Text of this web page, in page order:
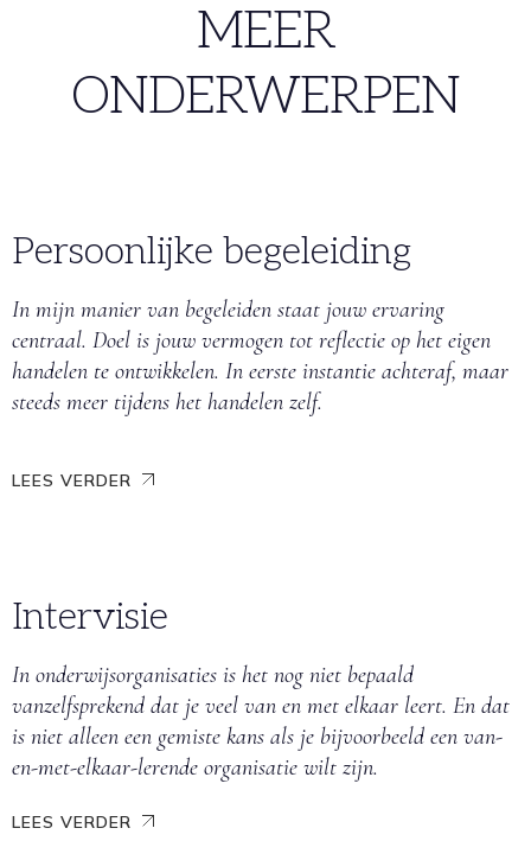
MEER
ONDERWERPEN
Persoonlijke begeleiding
In mijn manier van begeleiden staat jouw ervaring
centraal. Doel is jouw vermogen tot reflectie op het eigen
handelen te ontwikkelen. In eerste instantie achteraf, maar
steeds meer tijdens het handelen zelf.
LEES VERDER
Intervisie
In onderwijsorganisaties is het nog niet bepaald
vanzelfsprekend dat je veel van en met elkaar leert. En dat
is niet alleen een gemiste kans als je bijvoorbeeld een van-
en-met-elkaar-lerende organisatie wilt zijn.
LEES VERDER